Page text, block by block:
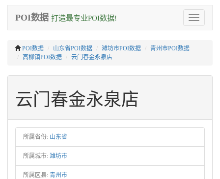
Toggle
navigation
POI数据 打造最专业POI数据!
POI数据 山东省POI数据 潍坊市POI数据
青州市POI数据
高柳镇POI数据
云门春金永泉店
云门春金永泉店
所属省份: 山东省
所属城市: 潍坊市
所属区县: 青州市